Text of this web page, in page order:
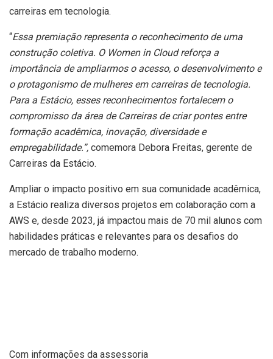
carreiras em tecnologia.
“Essa premiação representa o reconhecimento de uma
construção coletiva. O Women in Cloud reforça a
importância de ampliarmos o acesso, o desenvolvimento e
o protagonismo de mulheres em carreiras de tecnologia.
Para a Estácio, esses reconhecimentos fortalecem o
compromisso da área de Carreiras de criar pontes entre
formação acadêmica, inovação, diversidade e
empregabilidade.”, comemora Debora Freitas, gerente de
Carreiras da Estácio.
Ampliar o impacto positivo em sua comunidade acadêmica,
a Estácio realiza diversos projetos em colaboração com a
AWS e, desde 2023, já impactou mais de 70 mil alunos com
habilidades práticas e relevantes para os desafios do
mercado de trabalho moderno.
Com informações da assessoria